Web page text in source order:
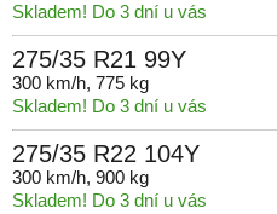
Skladem! Do 3 dní u vás
275/35 R21 99Y
300 km/h, 775 kg
Skladem! Do 3 dní u vás
275/35 R22 104Y
300 km/h, 900 kg
Skladem! Do 3 dní u vás